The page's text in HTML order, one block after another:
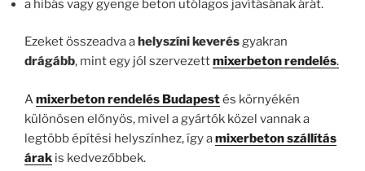
a hibás vagy gyenge beton utólagos javításának árát.
Ezeket összeadva a helyszíni keverésgyakran
drágább, mint egy jól szervezettmixerbeton rendelés.
Amixerbeton rendelés Budapestés környékén
különösen előnyös, mivel a gyártók közel vannak a
legtöbb építési helyszínhez, így amixerbeton szállítás
árak is kedvezőbbek.